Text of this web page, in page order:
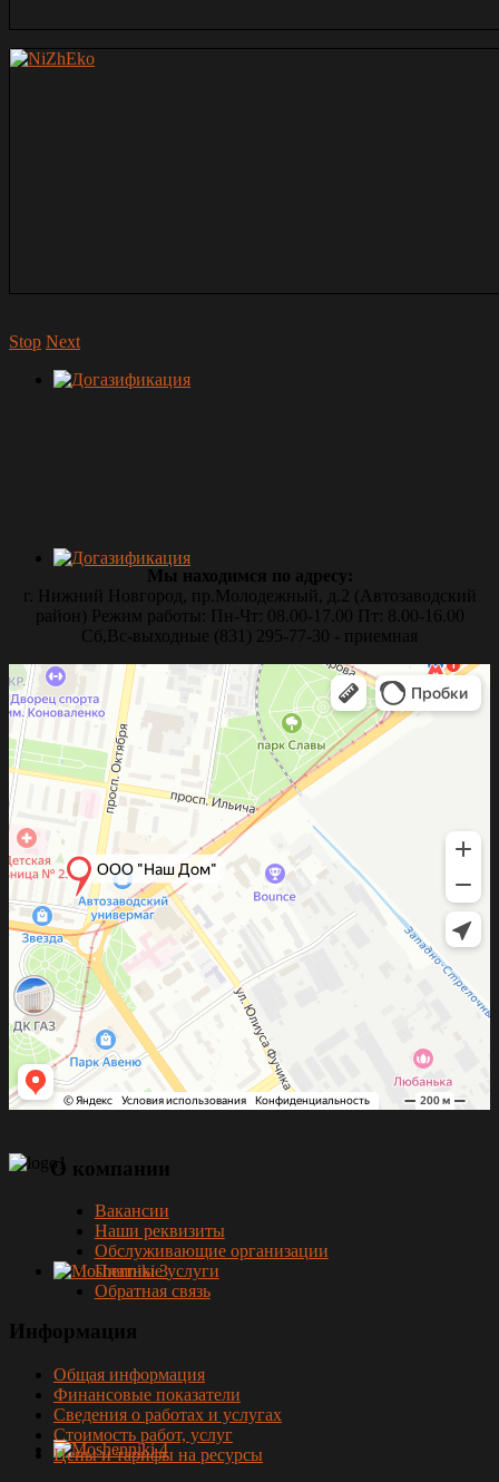
Stop Next
Мы находимся по адресу:
г. Нижний Новгород, пр.Молодежный, д.2 (Автозаводский
район) Режим работы: Пн-Чт: 08.00-17.00 Пт: 8.00-16.00
Сб,Вс-выходные (831) 295-77-30 - приемная
О компании
Вакансии
Наши реквизиты
Обслуживающие организации
Платные услуги
Обратная связь
Информация
Общая информация
Финансовые показатели
Сведения о работах и услугах
Стоимость работ, услуг
Цены и тарифы на ресурсы